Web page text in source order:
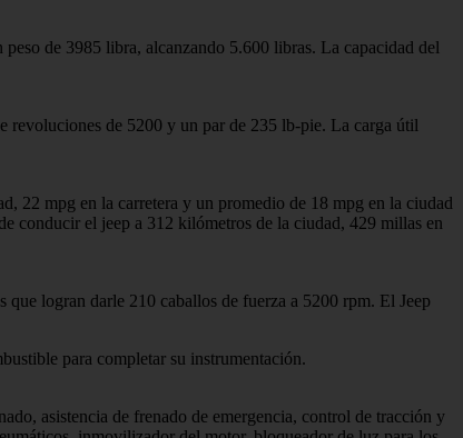
de 3985 libra, alcanzando 5.600 libras. La capacidad del
de 5200 y un par de 235 lb-pie. La carga útil
22 mpg en la carretera y un promedio de 18 mpg en la ciudad
conducir el jeep a 312 kilómetros de la ciudad, 429 millas en
logran darle 210 caballos de fuerza a 5200 rpm. El Jeep
para completar su instrumentación.
asistencia de frenado de emergencia, control de tracción y